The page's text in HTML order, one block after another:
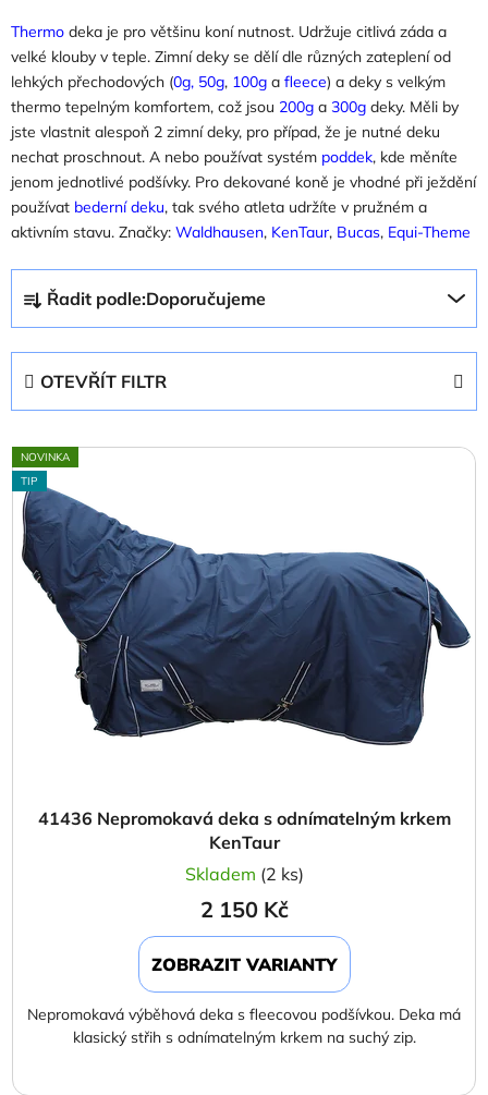
Thermo deka je pro většinu koní nutnost. Udržuje citlivá záda a
velké klouby v teple. Zimní deky se dělí dle různých zateplení od
lehkých přechodových (0g, 50g, 100g a fleece) a deky s velkým
thermo tepelným komfortem, což jsou 200g a 300g deky. Měli by
jste vlastnit alespoň 2 zimní deky, pro případ, že je nutné deku
nechat proschnout. A nebo používat systém poddek, kde měníte
jenom jednotlivé podšívky. Pro dekované koně je vhodné při ježdění
používat bederní deku, tak svého atleta udržíte v pružném a
aktivním stavu. Značky: Waldhausen, KenTaur, Bucas, Equi-Theme
a
z
p
r
o
d
u
Řadit podle:Doporučujeme
OTEVŘÍT FILTR
V
ý
p
s
NOVINKA
TIP
41436 Nepromokavá deka s odnímatelným krkem
KenTaur
Skladem (2 ks)
2 150 Kč
ZOBRAZIT VARIANTY
Nepromokavá výběhová deka s fleecovou podšívkou. Deka má
klasický střih s odnímatelným krkem na suchý zip.